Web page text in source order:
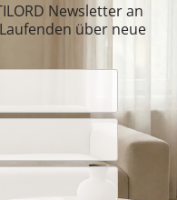
Newsletter an
über neue